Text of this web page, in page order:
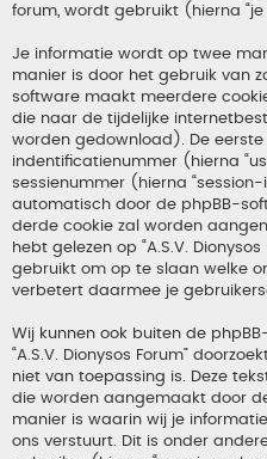
forum, wordt gebruikt (hierna “je
Je informatie wordt op twee
manier is door het gebruik van
software maakt meerdere
die naar de tijdelijke
worden gedownload). De
indentificatienummer (hierna
sessienummer (hierna
automatisch door de phpBB-
derde cookie zal worden
hebt gelezen op “A.S.V.
gebruikt om op te slaan welke
verbetert daarmee je
Wij kunnen ook buiten de
“A.S.V. Dionysos Forum”
niet van toepassing is. Deze
die worden aangemaakt door
manier is waarin wij je
ons verstuurt. Dit is onder